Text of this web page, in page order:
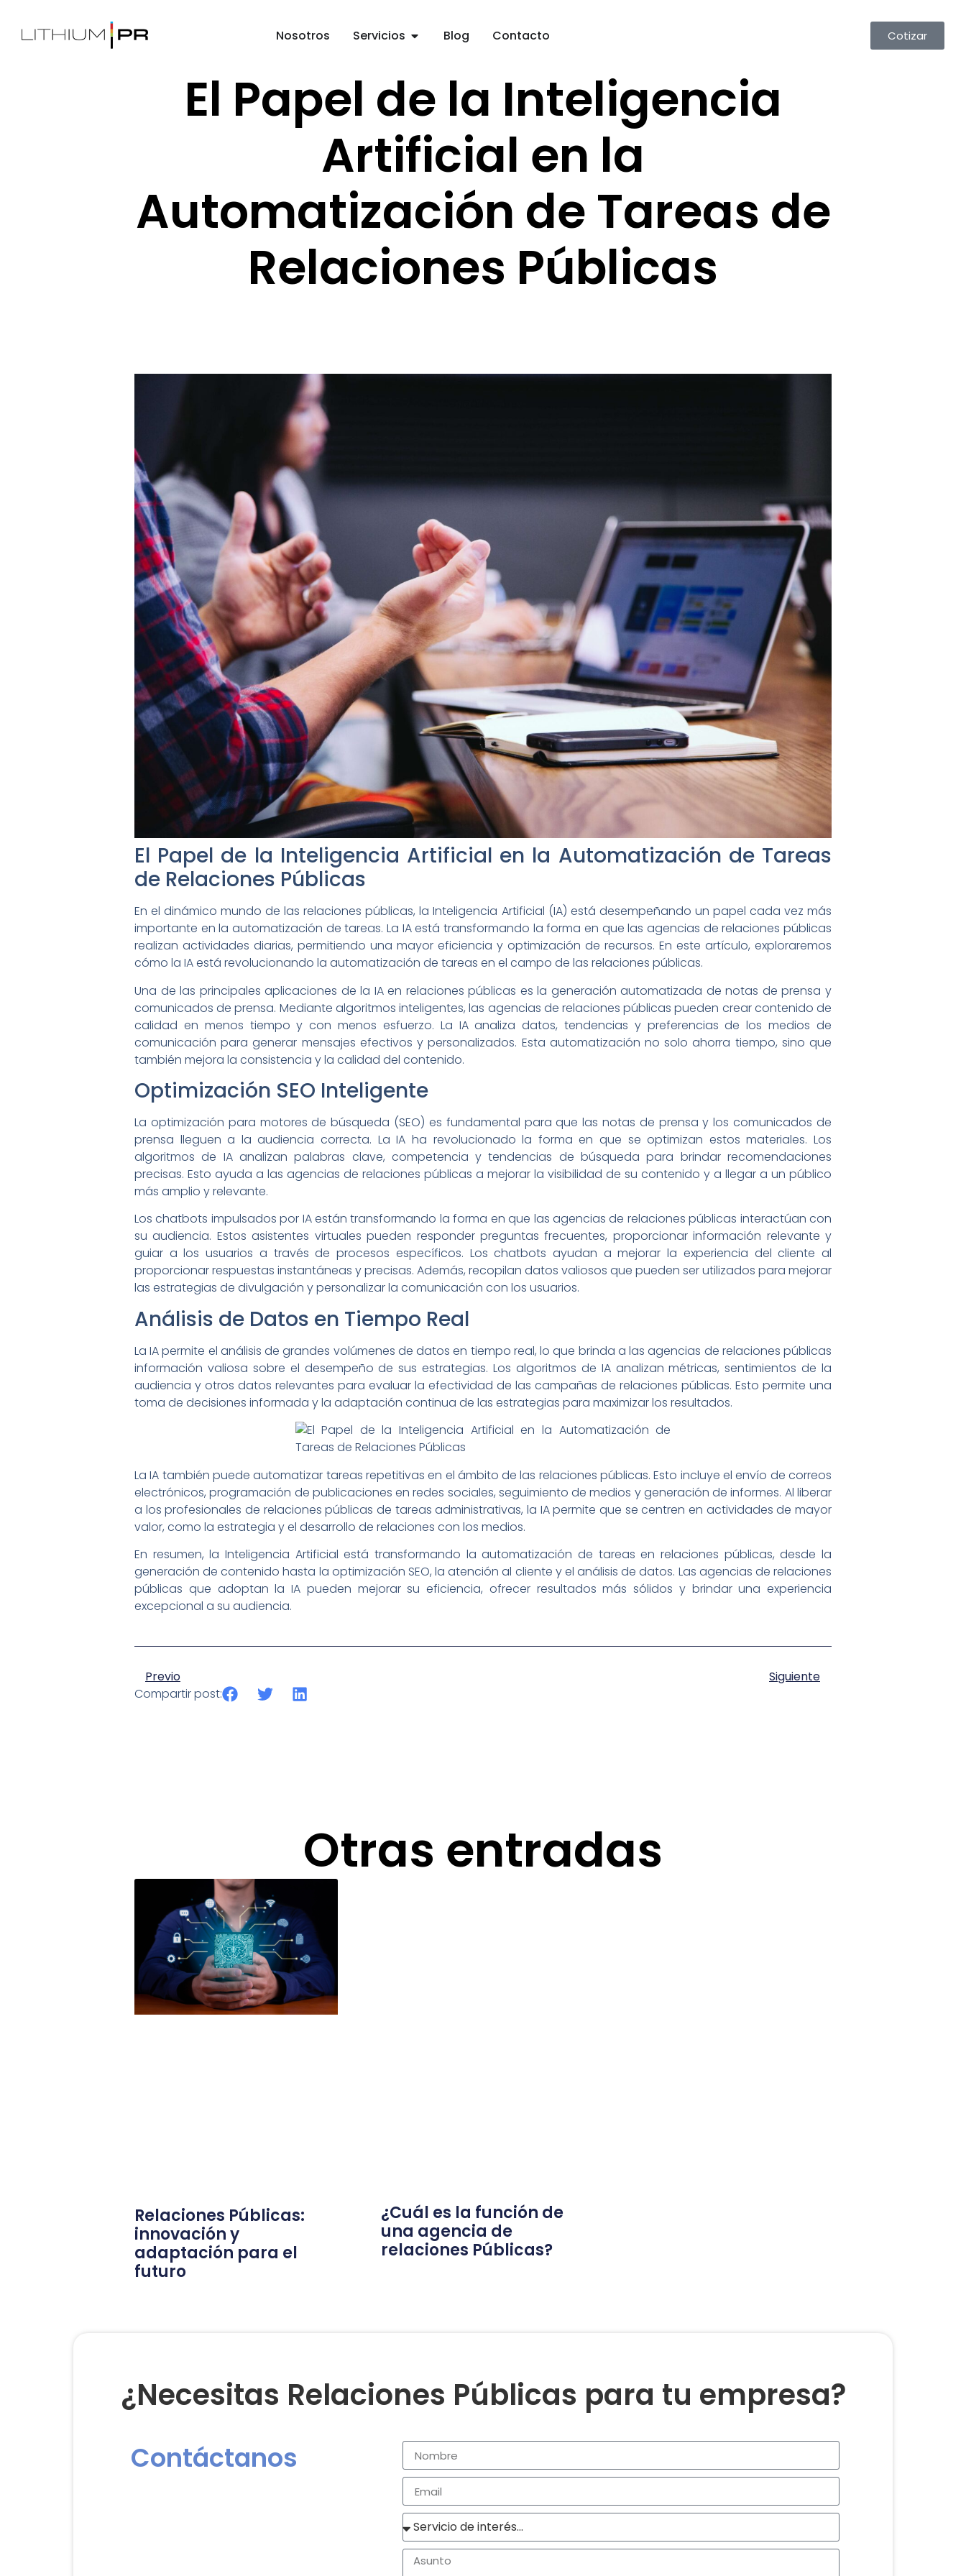
Nosotros Servicios Blog Contacto Cotizar
El Papel de la Inteligencia
Artificial en la
Automatización de Tareas de
Relaciones Públicas
El Papel de la Inteligencia Artificial en la Automatización de Tareas
de Relaciones Públicas
En el dinámico mundo de las relaciones públicas, la Inteligencia Artificial (IA) está desempeñando un papel cada vez más
importante en la automatización de tareas. La IA está transformando la forma en que las agencias de relaciones públicas
realizan actividades diarias, permitiendo una mayor eficiencia y optimización de recursos. En este artículo, exploraremos
cómo la IA está revolucionando la automatización de tareas en el campo de las relaciones públicas.
Una de las principales aplicaciones de la IA en relaciones públicas es la generación automatizada de notas de prensa y
comunicados de prensa. Mediante algoritmos inteligentes, las agencias de relaciones públicas pueden crear contenido de
calidad en menos tiempo y con menos esfuerzo. La IA analiza datos, tendencias y preferencias de los medios de
comunicación para generar mensajes efectivos y personalizados. Esta automatización no solo ahorra tiempo, sino que
también mejora la consistencia y la calidad del contenido.
Optimización SEO Inteligente
La optimización para motores de búsqueda (SEO) es fundamental para que las notas de prensa y los comunicados de
prensa lleguen a la audiencia correcta. La IA ha revolucionado la forma en que se optimizan estos materiales. Los
algoritmos de IA analizan palabras clave, competencia y tendencias de búsqueda para brindar recomendaciones
precisas. Esto ayuda a las agencias de relaciones públicas a mejorar la visibilidad de su contenido y a llegar a un público
más amplio y relevante.
Los chatbots impulsados por IA están transformando la forma en que las agencias de relaciones públicas interactúan con
su audiencia. Estos asistentes virtuales pueden responder preguntas frecuentes, proporcionar información relevante y
guiar a los usuarios a través de procesos específicos. Los chatbots ayudan a mejorar la experiencia del cliente al
proporcionar respuestas instantáneas y precisas. Además, recopilan datos valiosos que pueden ser utilizados para mejorar
las estrategias de divulgación y personalizar la comunicación con los usuarios.
Análisis de Datos en Tiempo Real
La IA permite el análisis de grandes volúmenes de datos en tiempo real, lo que brinda a las agencias de relaciones públicas
información valiosa sobre el desempeño de sus estrategias. Los algoritmos de IA analizan métricas, sentimientos de la
audiencia y otros datos relevantes para evaluar la efectividad de las campañas de relaciones públicas. Esto permite una
toma de decisiones informada y la adaptación continua de las estrategias para maximizar los resultados.
La IA también puede automatizar tareas repetitivas en el ámbito de las relaciones públicas. Esto incluye el envío de correos
electrónicos, programación de publicaciones en redes sociales, seguimiento de medios y generación de informes. Al liberar
a los profesionales de relaciones públicas de tareas administrativas, la IA permite que se centren en actividades de mayor
valor, como la estrategia y el desarrollo de relaciones con los medios.
En resumen, la Inteligencia Artificial está transformando la automatización de tareas en relaciones públicas, desde la
generación de contenido hasta la optimización SEO, la atención al cliente y el análisis de datos. Las agencias de relaciones
públicas que adoptan la IA pueden mejorar su eficiencia, ofrecer resultados más sólidos y brindar una experiencia
excepcional a su audiencia.
Previo
Siguiente
Compartir post:
Otras entradas
Relaciones Públicas:
innovación y
adaptación para el
futuro
¿Cuál es la función de
una agencia de
relaciones Públicas?
¿Necesitas Relaciones Públicas para tu empresa?
Contáctanos